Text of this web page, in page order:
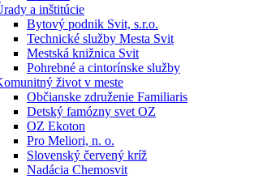
a inštitúcie
Bytový podnik Svit, s.r.o.
Technické služby Mesta Svit
Mestská knižnica Svit
Pohrebné a cintorínske služby
život v meste
Občianske združenie Familiaris
Detský famózny svet OZ
OZ Ekoton
Pro Meliori, n. o.
Slovenský červený kríž
Nadácia Chemosvit